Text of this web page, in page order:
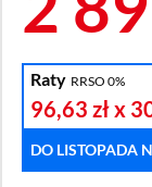
Raty RRSO 0%
96,63 złx
DO LISTOPADA